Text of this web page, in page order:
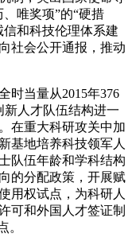
唯奖项”的“硬措
和科技伦理体系建
社会公开通报，推动
时当量从2015年376
新人才队伍结构进一
在重大科研攻关中加
基地培养科技领军人
队伍年龄和学科结构
的分配政策，开展赋
用权试点，为科研人
可和外国人才签证制
。